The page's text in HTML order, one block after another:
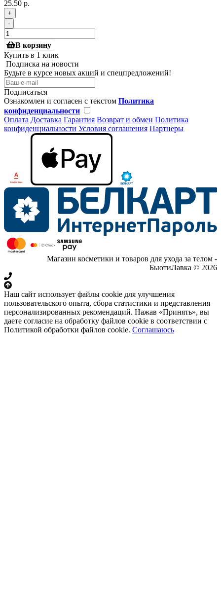
25.50 р.
+
-
В корзину
Купить в 1 клик
Подписка на новости
Будьте в курсе новых акций и спецпредложений!
Подписаться
Ознакомлен и согласен с текстом Политика
конфиденциальности
Оплата Доставка Гарантия Возврат и обмен Политика
конфиденциальности Условия соглашения Партнеры
Магазин косметики и товаров для ухода за телом -
БьютиЛавка © 2026
Наш сайт использует файлы cookie для улучшения
пользовательского опыта, сбора статистики и представления
персонализированных рекомендаций. Нажав «Принять», вы
даете согласие на обработку файлов cookie в соответствии с
Политикой обработки файлов cookie. Соглашаюсь